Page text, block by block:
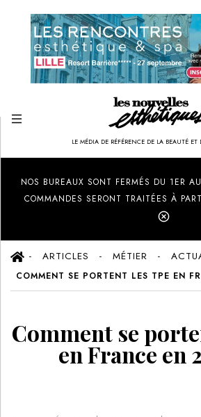
LE MÉDIA DE RÉFÉRENCE DE LA BEAUTÉ ET
NOS BUREAUX SONT FERMÉS DU 1ER
COMMANDES SERONT TRAITÉES À
ARTICLES MÉTIER
COMMENT SE PORTENT LES TPE EN
Comment se
en France en